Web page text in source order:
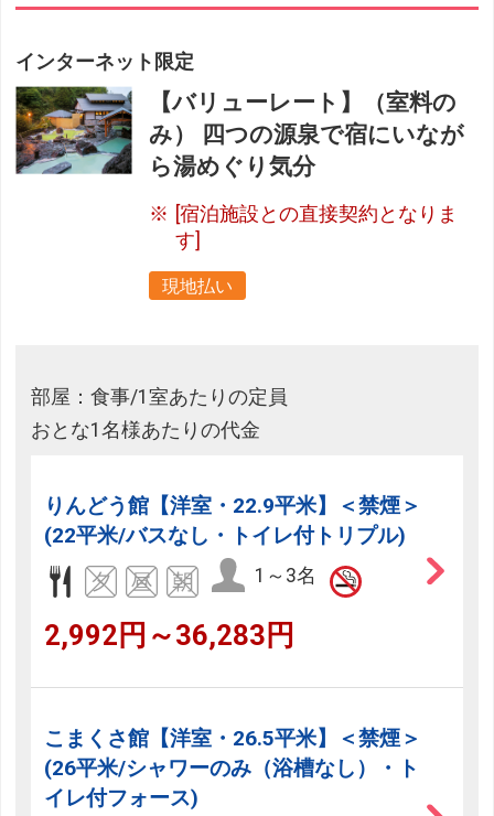
インターネット限定
【バリューレート】（室料の
み） 四つの源泉で宿にいなが
ら湯めぐり気分
[宿泊施設との直接契約となりま
す]
現地払い
部屋：食事/1室あたりの定員
おとな1名様あたりの代金
りんどう館【洋室・22.9平米】＜禁煙＞
(22平米/バスなし・トイレ付トリプル)
1～3名
2,992円～36,283円
こまくさ館【洋室・26.5平米】＜禁煙＞
(26平米/シャワーのみ（浴槽なし）・ト
イレ付フォース)